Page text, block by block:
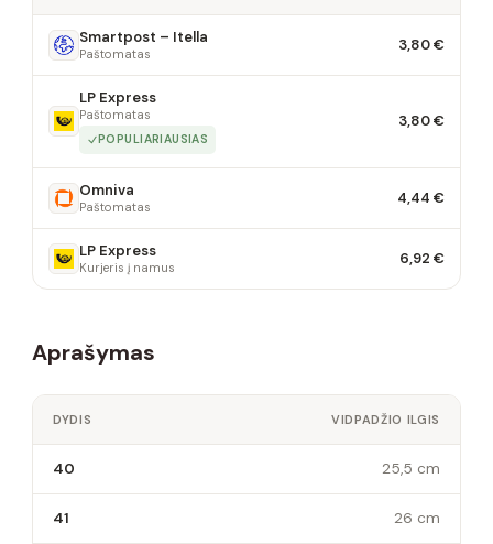
Smartpost – Itella
Paštomatas 3,80 €
LP Express
Paštomatas
POPULIARIAUSIAS
3,80 €
Omniva
Paštomatas 4,44 €
LP Express
Kurjeris į namus 6,92 €
Aprašymas
DYDIS VIDPADŽIO ILGIS
40 25,5 cm
41 26 cm